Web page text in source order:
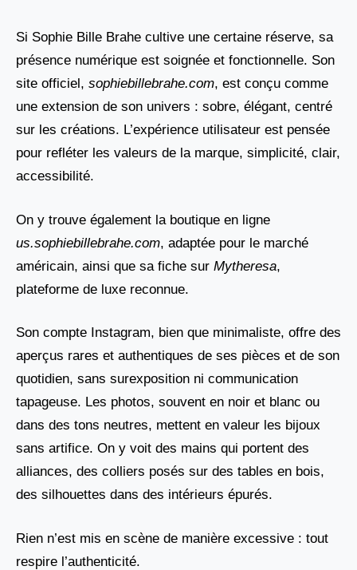
Si Sophie Bille Brahe cultive une certaine réserve, sa
présence numérique est soignée et fonctionnelle. Son
site officiel, sophiebillebrahe.com, est conçu comme
une extension de son univers : sobre, élégant, centré
sur les créations. L’expérience utilisateur est pensée
pour refléter les valeurs de la marque, simplicité, clair,
accessibilité.
On y trouve également la boutique en ligne
us.sophiebillebrahe.com, adaptée pour le marché
américain, ainsi que sa fiche sur Mytheresa,
plateforme de luxe reconnue.
Son compte Instagram, bien que minimaliste, offre des
aperçus rares et authentiques de ses pièces et de son
quotidien, sans surexposition ni communication
tapageuse. Les photos, souvent en noir et blanc ou
dans des tons neutres, mettent en valeur les bijoux
sans artifice. On y voit des mains qui portent des
alliances, des colliers posés sur des tables en bois,
des silhouettes dans des intérieurs épurés.
Rien n’est mis en scène de manière excessive : tout
respire l’authenticité.